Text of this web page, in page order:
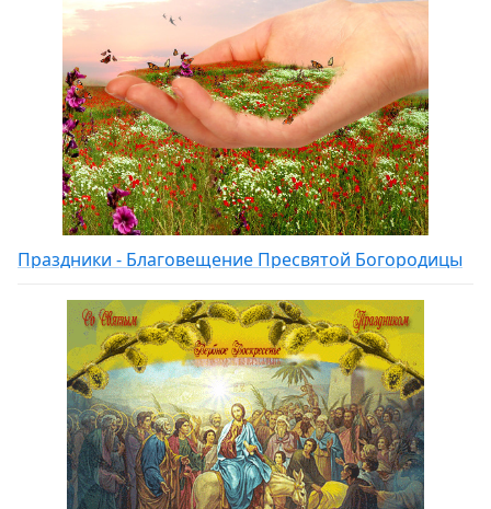
Праздники - Благовещение Пресвятой Богородицы